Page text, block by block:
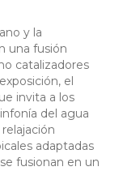
y la
una fusión
catalizadores
el
invita a los
del agua
adaptadas
fusionan en un